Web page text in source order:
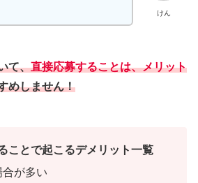
けん
て、直接応募することは、メリット
めしません！
ことで起こるデメリット一覧
が多い